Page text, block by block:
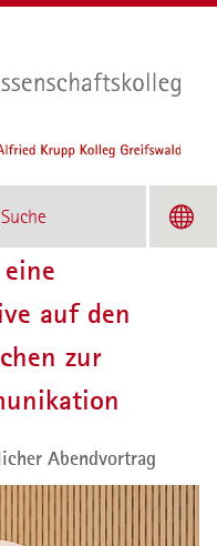
Suche
auf den
zur
Abendvortrag